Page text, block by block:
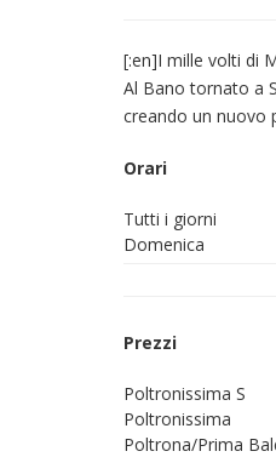
[:en]I mille volti di
Al Bano tornato a
creando un nuovo
Orari
Tutti i giorni
Domenica
Prezzi
Poltronissima S
Poltronissima
Poltrona/Prima